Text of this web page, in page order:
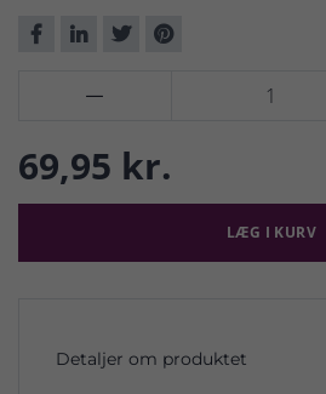

69,95 kr.
LÆG I KURV
Detaljer om produktet